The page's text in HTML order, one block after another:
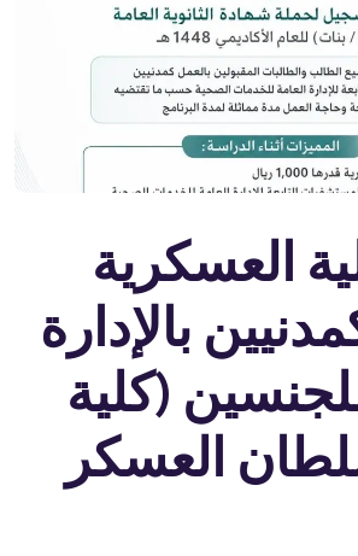
العسكرية
بالإدارة
(كلية
العسكر